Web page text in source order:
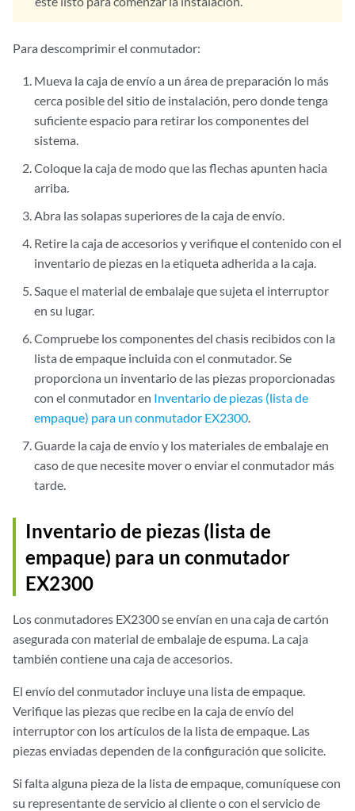
Para descomprimir el conmutador:
Mueva la caja de envío a un área de preparación lo más
cerca posible del sitio de instalación, pero donde tenga
suficiente espacio para retirar los componentes del
sistema.
Coloque la caja de modo que las flechas apunten hacia
arriba.
Abra las solapas superiores de la caja de envío.
Retire la caja de accesorios y verifique el contenido con el
inventario de piezas en la etiqueta adherida a la caja.
Saque el material de embalaje que sujeta el interruptor
en su lugar.
Compruebe los componentes del chasis recibidos con la
lista de empaque incluida con el conmutador. Se
proporciona un inventario de las piezas proporcionadas
con el conmutador en Inventario de piezas (lista de
empaque) para un conmutador EX2300.
Guarde la caja de envío y los materiales de embalaje en
caso de que necesite mover o enviar el conmutador más
tarde.
Inventario de piezas (lista de
empaque) para un conmutador
EX2300
Los conmutadores EX2300 se envían en una caja de cartón
asegurada con material de embalaje de espuma. La caja
también contiene una caja de accesorios.
El envío del conmutador incluye una lista de empaque.
Verifique las piezas que recibe en la caja de envío del
interruptor con los artículos de la lista de empaque. Las
piezas enviadas dependen de la configuración que solicite.
Si falta alguna pieza de la lista de empaque, comuníquese con
su representante de servicio al cliente o con el servicio de